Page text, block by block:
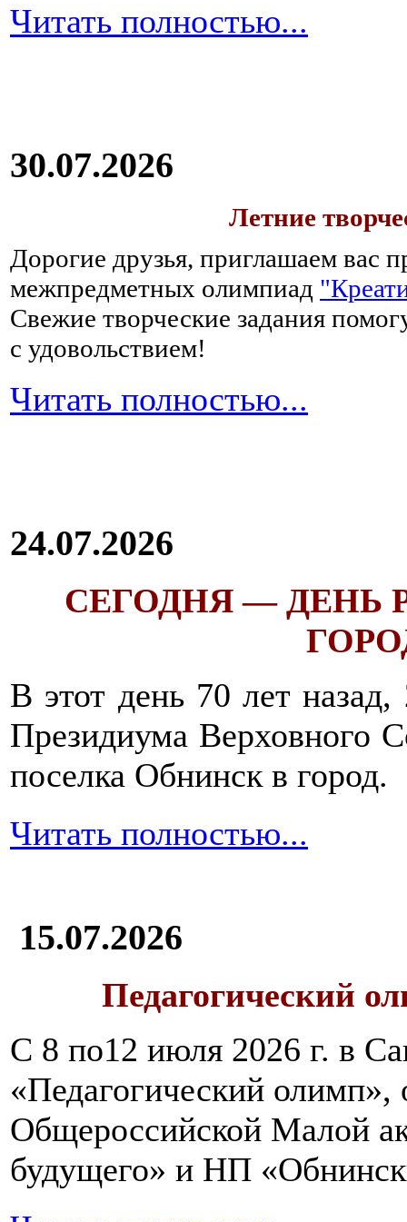
Читать полностью...
30.07.2026
Летние
Дорогие друзья, приглашаем вас
межпредметных олимпиад
Свежие творческие задания
с удовольствием!
Читать полностью...
24.07.2026
СЕГОДНЯ — ДЕНЬ
В этот день 70 лет
Президиума Верховного
поселка Обнинск в город.
Читать полностью...
15.07.2026
Педагогический
С 8 по12 июля 2026 г. в
«Педагогический олимп»,
Общероссийской Малой
будущего» и НП